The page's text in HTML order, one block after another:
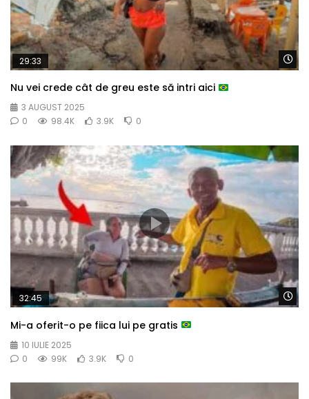
29:33
Nu vei crede cât de greu este să intri aici
3 AUGUST 2025
0
98.4K 3.9K 0
32:45
Mi-a oferit-o pe fiica lui pe gratis
10 IULIE 2025
0
99K 3.9K 0